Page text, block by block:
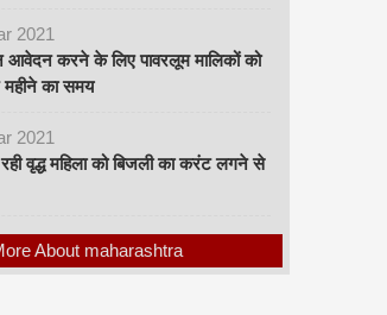
2021
करने के लिए पावरलूम मालिकों को
महीने का समय
2021
वृद्ध महिला को बिजली का करंट लगने से
About maharashtra